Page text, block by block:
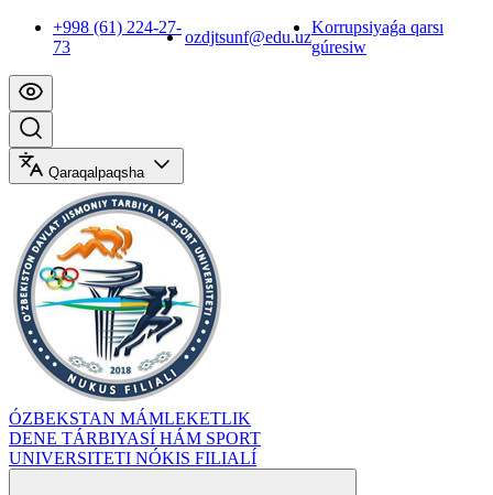
+998 (61) 224-27-
73
ozdjtsunf@edu.uz
Korrupsiyaǵa qarsı
gúresiw
Qaraqalpaqsha
ÓZBEKSTAN MÁMLEKETLIK
DENE TÁRBIYASÍ HÁM SPORT
UNIVERSITETI NÓKIS FILIALÍ